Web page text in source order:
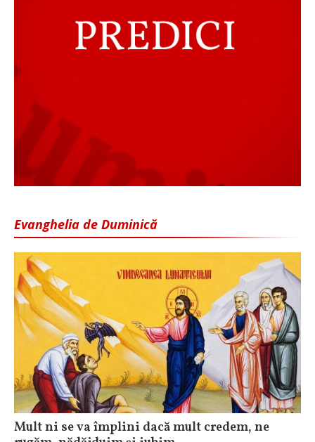
Evanghelia de Duminică
Mult ni se va împlini dacă mult credem, ne